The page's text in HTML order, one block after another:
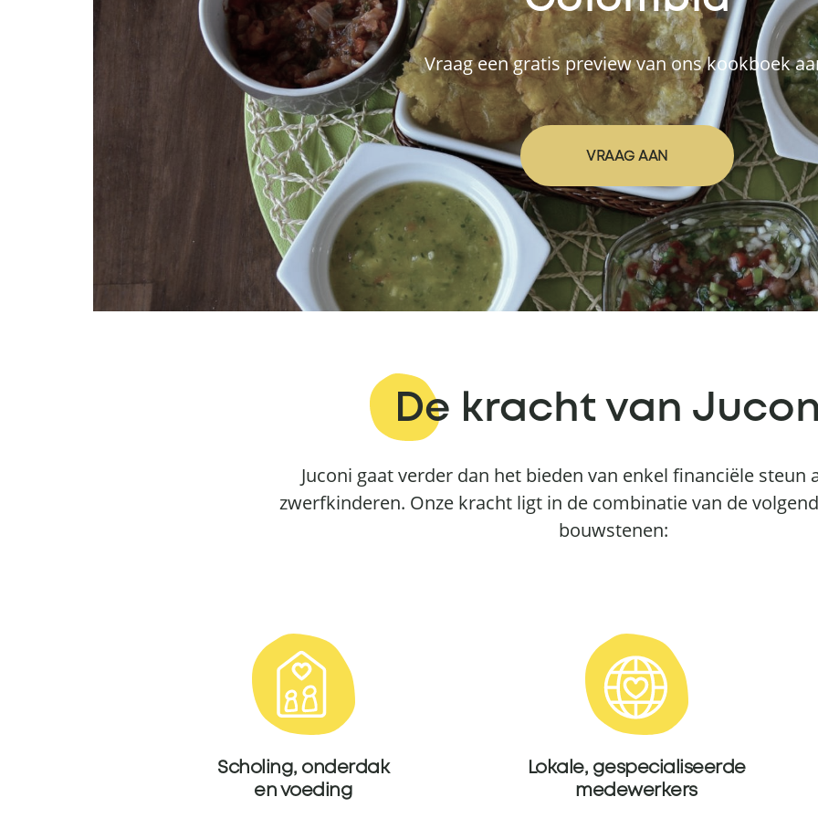
Vraag een gratis preview van ons kookboek
VRAAG AAN
De kracht van
Juconi gaat verder dan het bieden van enkel financiële steun
zwerfkinderen. Onze kracht ligt in de combinatie van de
bouwstenen:
Scholing, onderdak
en voeding
Lokale, gespecialiseerde
medewerkers